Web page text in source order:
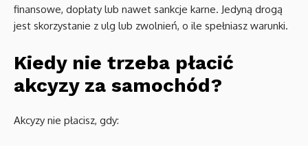
finansowe, dopłaty lub nawet sankcje karne. Jedyną drogą
jest skorzystanie z ulg lub zwolnień, o ile spełniasz warunki.
Kiedy nie trzeba płacić
akcyzy za samochód?
Akcyzy nie płacisz, gdy: